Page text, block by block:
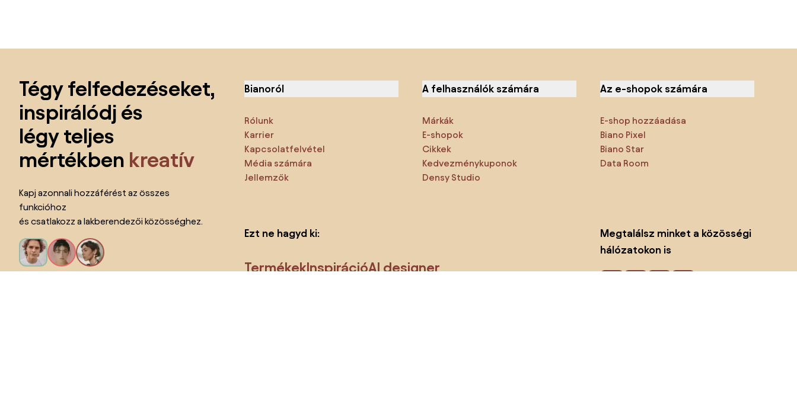
Tégy felfedezéseket,
inspirálódj és
légy teljes
mértékben kreatív
Kapj azonnali hozzáférést az összes
funkcióhoz
és csatlakozz a lakberendezői közösséghez.
Bianoról
Rólunk
Karrier
Kapcsolatfelvétel
Média számára
Jellemzők
A felhasználók számára
Márkák
E-shopok
Cikkek
Kedvezménykuponok
Densy Studio
Az e-shopok számára
E-shop hozzáadása
Biano Pixel
Biano Star
Data Room
Ezt ne hagyd ki:
TermékekInspirációAI designer
Megtalálsz minket a közösségi
hálózatokon is